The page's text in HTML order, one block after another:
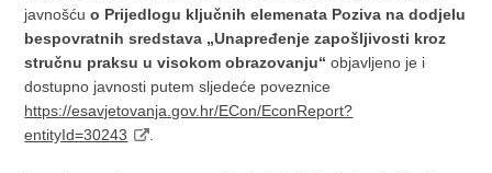
javnošću o Prijedlogu ključnih elemenata Poziva na dodjelu
bespovratnih sredstava „Unapređenje zapošljivosti kroz
stručnu praksu u visokom obrazovanju“ objavljeno je i
dostupno javnosti putem sljedeće poveznice
https://esavjetovanja.gov.hr/ECon/EconReport?
entityId=30243